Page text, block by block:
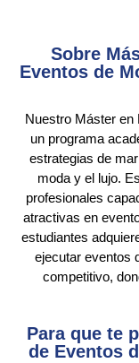
Sobre
Eventos de
Nuestro Máster en
un programa
estrategias de
moda y el lujo.
profesionales
atractivas en
estudiantes
ejecutar eventos
competitivo,
Para que te
de Eventos